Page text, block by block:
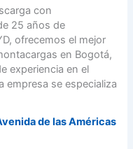
a
s
o
n
t
a
c
a
r
s
con
25 años de
ofrecemos el mejor
en Bogotá,
experiencia en el
empresa se especializa
de las Américas